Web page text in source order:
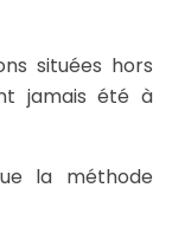
situées hors
jamais été à
la méthode